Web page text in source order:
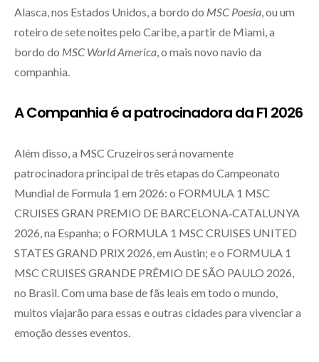
Alasca, nos Estados Unidos, a bordo do MSC Poesia, ou um
roteiro de sete noites pelo Caribe, a partir de Miami, a
bordo do MSC World America, o mais novo navio da
companhia.
A Companhia é a patrocinadora da F1 2026
Além disso, a MSC Cruzeiros será novamente
patrocinadora principal de três etapas do Campeonato
Mundial de Formula 1 em 2026: o FORMULA 1 MSC
CRUISES GRAN PREMIO DE BARCELONA‑CATALUNYA
2026, na Espanha; o FORMULA 1 MSC CRUISES UNITED
STATES GRAND PRIX 2026, em Austin; e o FORMULA 1
MSC CRUISES GRANDE PRÊMIO DE SÃO PAULO 2026,
no Brasil. Com uma base de fãs leais em todo o mundo,
muitos viajarão para essas e outras cidades para vivenciar a
emoção desses eventos.